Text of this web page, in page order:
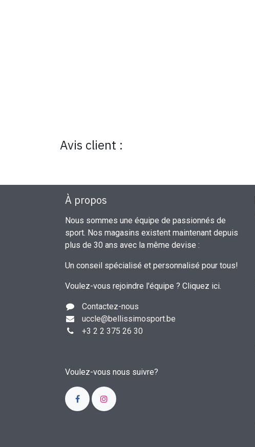
Avis client :
À propos
Nous sommes une équipe de passionnés de
sport. Nos magasins existent maintenant depuis
plus de 30 ans avec la même devise :
Un conseil spécialisé et personnalisé pour tous!
Voulez-vous rejoindre l'équipe ? Cliquez ici.
Contactez-nous
uccle@bellissimosport.be
+3 2 2 375 26 30
Voulez-vous nous suivre?